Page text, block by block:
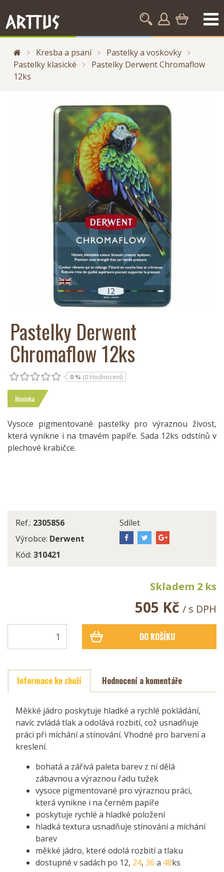
Kresba a psaní
Pastelky a voskovky
Pastelky klasické
Pastelky Derwent Chromaflow
12ks
Pastelky Derwent
Chromaflow 12ks
0 % (0 Hodnocení)
Novinka
Vysoce pigmentované pastelky pro výraznou živost,
která vynikne i na tmavém papíře. Sada 12ks odstínů v
plechové krabičce.
Ref.: 2305856
Výrobce: Derwent
Kód: 310421
Sdílet
Skladem 2 ks
505 Kč / s DPH
DO KOŠÍKU
Informace ke zboží Hodnocení a komentáře
Měkké jádro poskytuje hladké a rychlé pokládání,
navíc zvládá tlak a odolává rozbití, což usnadňuje
práci při míchání a stínování. Vhodné pro barvení a
kreslení.
bohatá a zářivá paleta barev z ní dělá
zábavnou a výraznou řadu tužek
vysoce pigmentované pro výraznou práci,
která vynikne i na černém papíře
poskytuje rychlé a hladké položení
hladká textura usnadňuje stínování a míchání
barev
měkké jádro, které odolá rozbití a tlaku
dostupné v sadách po 12, 24, 36 a 48ks